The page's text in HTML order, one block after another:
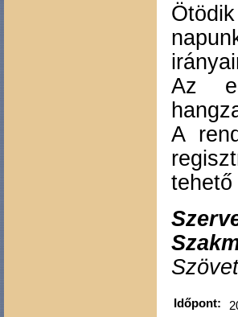
Az
A
tehető
Időpont: